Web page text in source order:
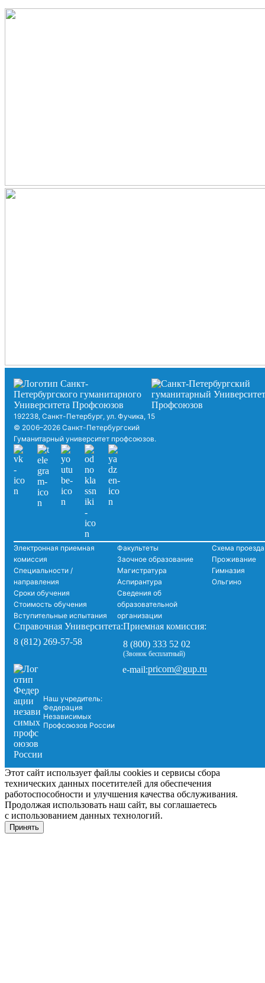
192238, Санкт-Петербург, ул. Фучика, 15
© 2006–2026 Санкт-Петербургский
Гуманитарный университет профсоюзов.
Электронная приемная
комиссия
Специальности /
направления
Сроки обучения
Стоимость обучения
Вступительные испытания
Факультеты
Заочное образование
Магистратура
Аспирантура
Сведения об
образовательной
организации
Схема проезда
Проживание
Гимназия
Ольгино
Справочная Университета:
8 (812) 269-57-58
Приемная комиссия:
8 (800) 333 52 02
(Звонок бесплатный)
Наш учредитель:
Федерация
Независимых
Профсоюзов России
e-mail:pricom@gup.ru
Этот сайт использует файлы cookies и сервисы сбора
технических данных посетителей для обеспечения
работоспособности и улучшения качества обслуживания.
Продолжая использовать наш сайт, вы соглашаетесь
с использованием данных технологий.
Принять